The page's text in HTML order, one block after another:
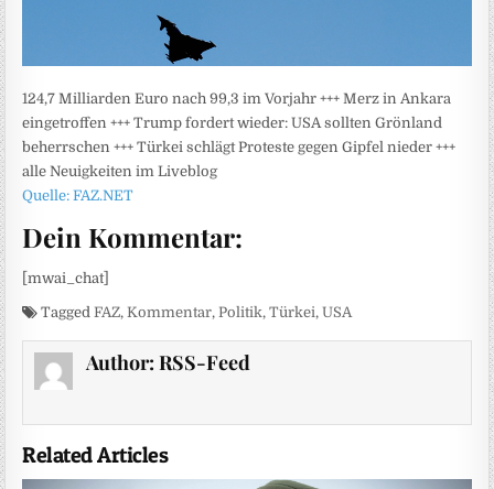
124,7 Milliarden Euro nach 99,3 im Vorjahr +++ Merz in Ankara
eingetroffen +++ Trump fordert wieder: USA sollten Grönland
beherrschen +++ Türkei schlägt Proteste gegen Gipfel nieder +++
alle Neuigkeiten im Liveblog
Quelle: FAZ.NET
Dein Kommentar:
[mwai_chat]
TaggedFAZ,Kommentar, Politik,Türkei,USA
Author: RSS-Feed
Related Articles